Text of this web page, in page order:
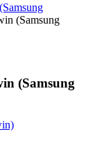
(Samsung
(Samsung